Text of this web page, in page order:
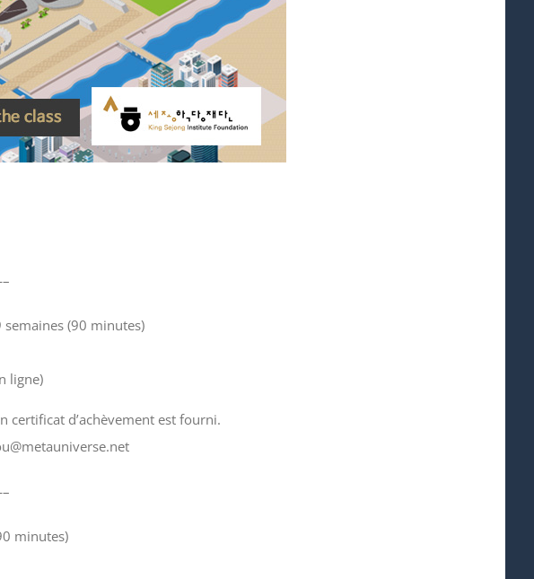
(90 minutes)
ligne)
certificat d’achèvement est fourni.
minutes)